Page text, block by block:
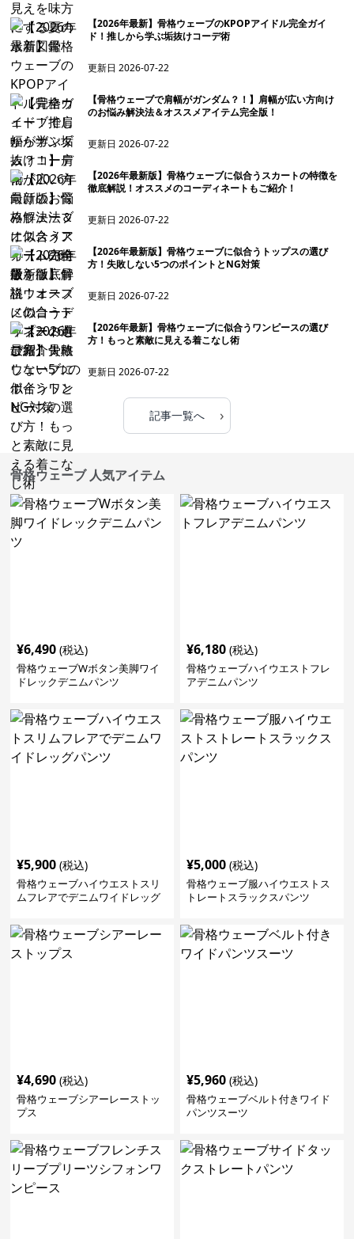
【2026年最新】骨格ウェーブのKPOPアイドル完全ガイ
ド！推しから学ぶ垢抜けコーデ術
更新日2026-07-22
【骨格ウェーブで肩幅がガンダム？！】肩幅が広い方向け
のお悩み解決法＆オススメアイテム完全版！
更新日2026-07-22
【2026年最新版】骨格ウェーブに似合うスカートの特徴を
徹底解説！オススメのコーディネートもご紹介！
更新日2026-07-22
【2026年最新版】骨格ウェーブに似合うトップスの選び
方！失敗しない5つのポイントとNG対策
更新日2026-07-22
【2026年最新】骨格ウェーブに似合うワンピースの選び
方！もっと素敵に見える着こなし術
更新日2026-07-22
記事一覧へ ›
骨格ウェーブ 人気アイテム
¥6,490 (税込)
骨格ウェーブWボタン美脚ワイ
ドレックデニムパンツ
¥6,180 (税込)
骨格ウェーブハイウエストフレ
アデニムパンツ
¥5,900 (税込)
骨格ウェーブハイウエストスリ
ムフレアでデニムワイドレッグ
¥5,000 (税込)
骨格ウェーブ服ハイウエストス
トレートスラックスパンツ
¥4,690 (税込)
骨格ウェーブシアーレーストッ
プス
¥5,960 (税込)
骨格ウェーブベルト付きワイド
パンツスーツ